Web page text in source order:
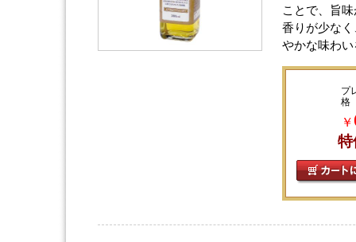
ことで、旨
香りが少な
やかな味わ
プ
格
￥
特